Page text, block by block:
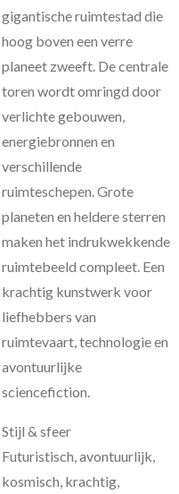
gigantische ruimtestad die
hoog boven een verre
planeet zweeft. De centrale
toren wordt omringd door
verlichte gebouwen,
energiebronnen en
verschillende
ruimteschepen. Grote
planeten en heldere sterren
maken het indrukwekkende
ruimtebeeld compleet. Een
krachtig kunstwerk voor
liefhebbers van
ruimtevaart, technologie en
avontuurlijke
sciencefiction.
Stijl & sfeer
Futuristisch, avontuurlijk,
kosmisch, krachtig,